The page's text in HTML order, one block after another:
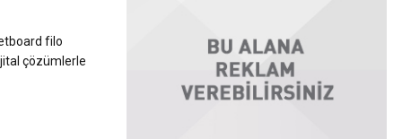
filo
çözümlerle